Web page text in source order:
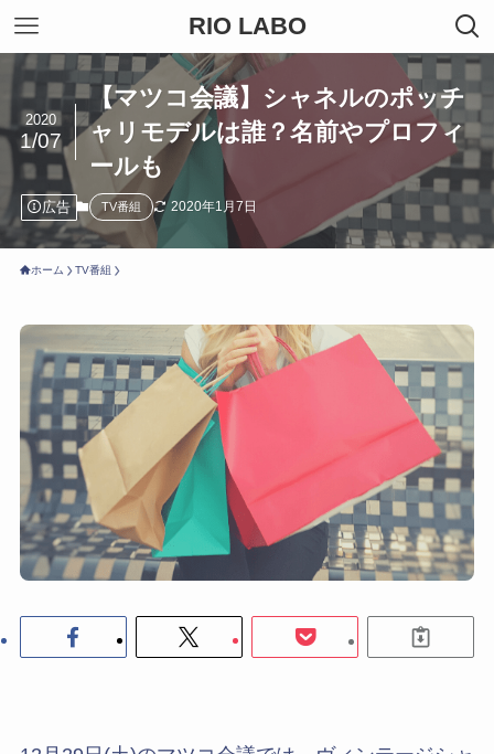
RIO LABO
【マツコ会議】シャネルのポッチ
ャリモデルは誰？名前やプロフィ
ールも
2020
1/07
広告 TV番組 2020年1月7日
ホーム TV番組